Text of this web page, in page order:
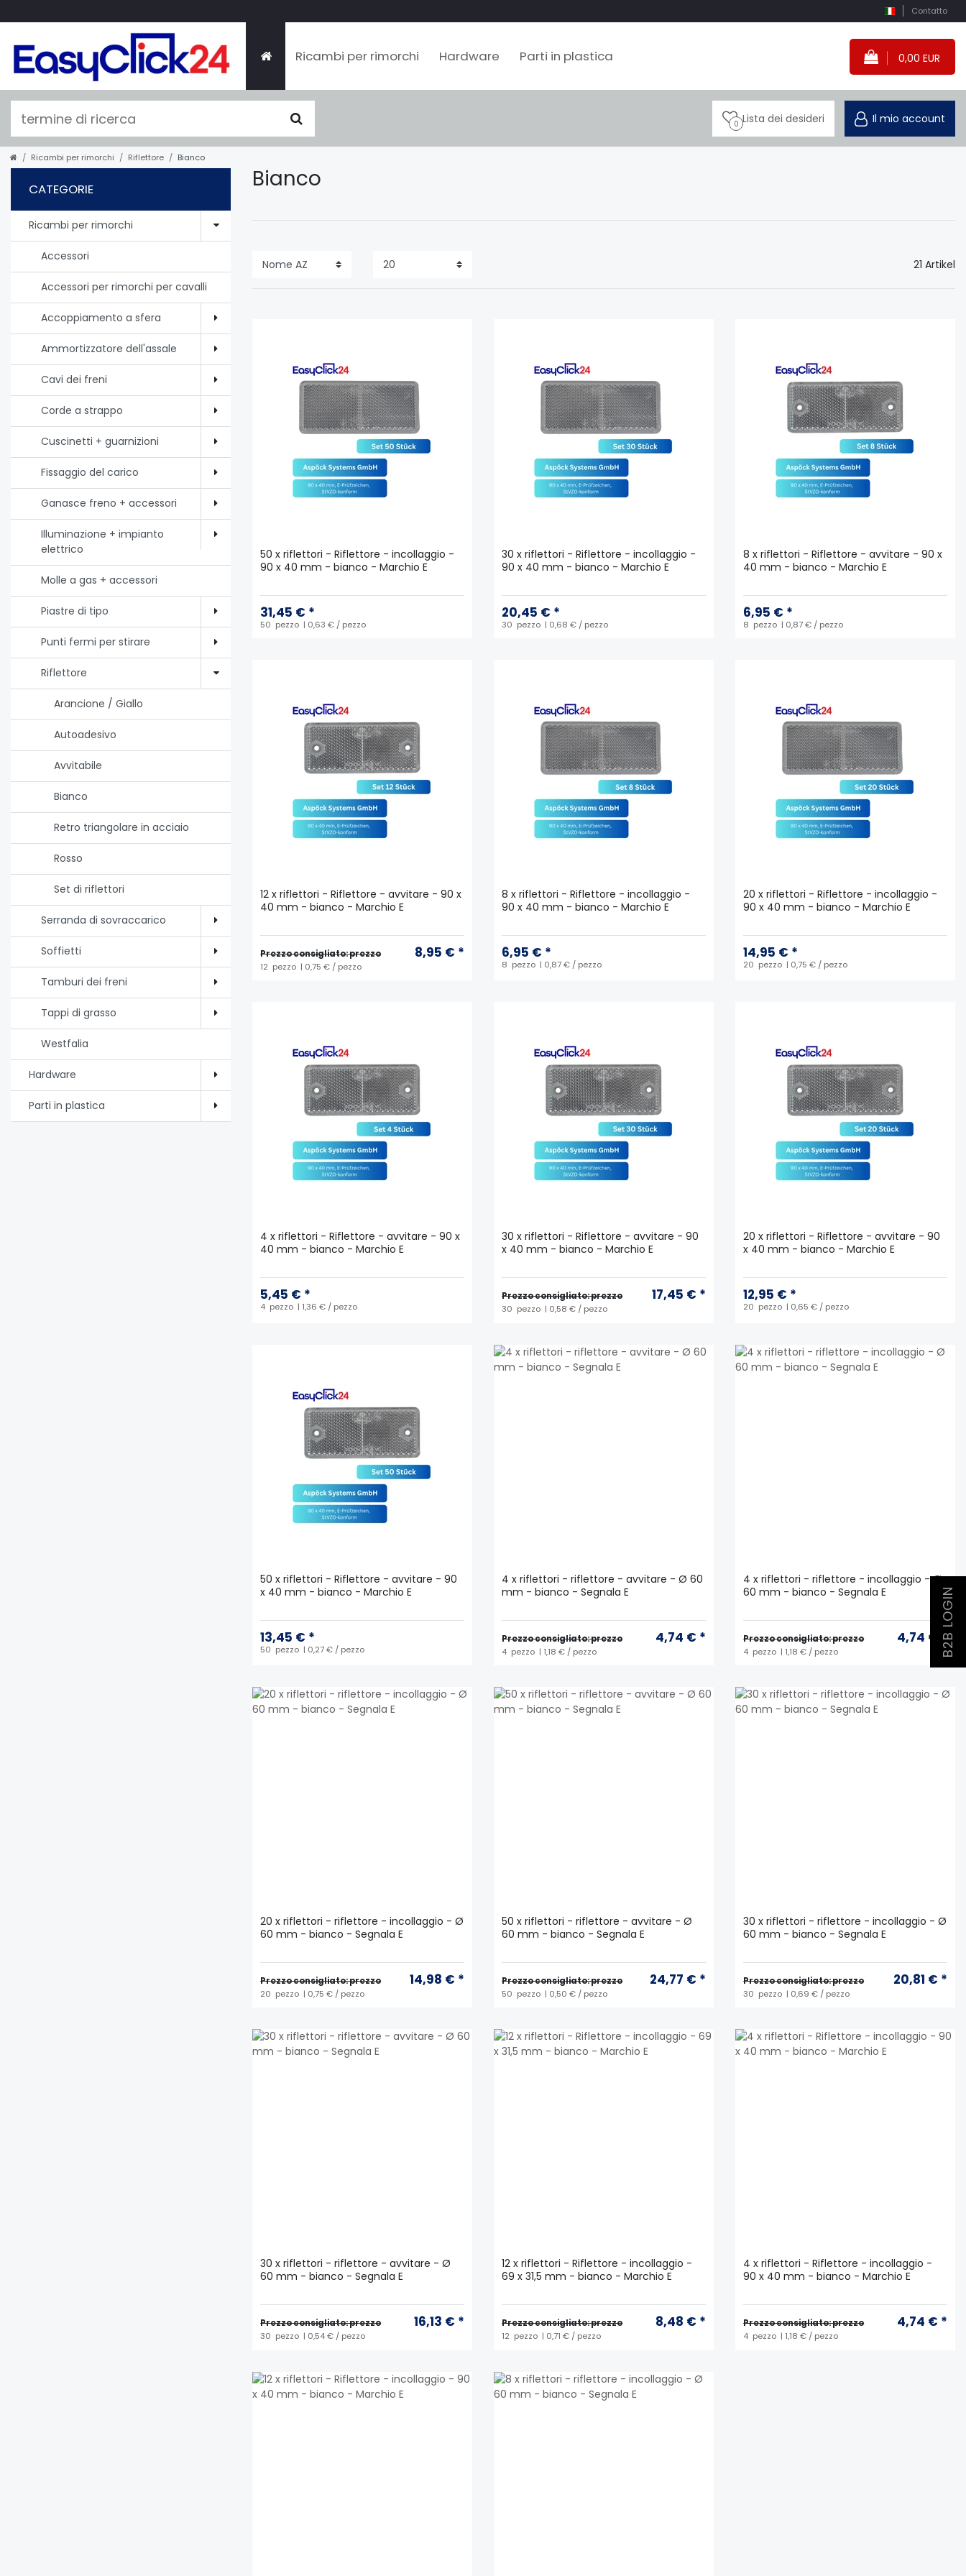
Contatto
Ricambi per rimorchi Hardware Parti in plastica 0,00 EUR
0 Lista dei desideri Il mio account
Ricambi per rimorchi Riflettore Bianco
CATEGORIE
Ricambi per rimorchi
Accessori
Accessori per rimorchi per cavalli
Accoppiamento a sfera
Ammortizzatore dell'assale
Cavi dei freni
Corde a strappo
Cuscinetti + guarnizioni
Fissaggio del carico
Ganasce freno + accessori
Illuminazione + impianto
elettrico
Molle a gas + accessori
Piastre di tipo
Punti fermi per stirare
Riflettore
Arancione / Giallo
Autoadesivo
Avvitabile
Bianco
Retro triangolare in acciaio
Rosso
Set di riflettori
Serranda di sovraccarico
Soffietti
Tamburi dei freni
Tappi di grasso
Westfalia
Hardware
Parti in plastica
Bianco
21 Artikel
50 x riflettori - Riflettore - incollaggio -
90 x 40 mm - bianco - Marchio E
31,45 € *
50 pezzo | 0,63 € / pezzo
30 x riflettori - Riflettore - incollaggio -
90 x 40 mm - bianco - Marchio E
20,45 € *
30 pezzo | 0,68 € / pezzo
8 x riflettori - Riflettore - avvitare - 90 x
40 mm - bianco - Marchio E
6,95 € *
8 pezzo | 0,87 € / pezzo
12 x riflettori - Riflettore - avvitare - 90 x
40 mm - bianco - Marchio E
Prezzo consigliato: prezzo 8,95 € *
12 pezzo | 0,75 € / pezzo
8 x riflettori - Riflettore - incollaggio -
90 x 40 mm - bianco - Marchio E
6,95 € *
8 pezzo | 0,87 € / pezzo
20 x riflettori - Riflettore - incollaggio -
90 x 40 mm - bianco - Marchio E
14,95 € *
20 pezzo | 0,75 € / pezzo
4 x riflettori - Riflettore - avvitare - 90 x
40 mm - bianco - Marchio E
5,45 € *
4 pezzo | 1,36 € / pezzo
30 x riflettori - Riflettore - avvitare - 90
x 40 mm - bianco - Marchio E
Prezzo consigliato: prezzo 17,45 € *
30 pezzo | 0,58 € / pezzo
20 x riflettori - Riflettore - avvitare - 90
x 40 mm - bianco - Marchio E
12,95 € *
20 pezzo | 0,65 € / pezzo
50 x riflettori - Riflettore - avvitare - 90
x 40 mm - bianco - Marchio E
13,45 € *
50 pezzo | 0,27 € / pezzo
4 x riflettori - riflettore - avvitare - Ø 60
mm - bianco - Segnala E
Prezzo consigliato: prezzo 4,74 € *
4 pezzo | 1,18 € / pezzo
4 x riflettori - riflettore - incollaggio - Ø
60 mm - bianco - Segnala E
Prezzo consigliato: prezzo 4,74 € *
4 pezzo | 1,18 € / pezzo
20 x riflettori - riflettore - incollaggio - Ø
60 mm - bianco - Segnala E
Prezzo consigliato: prezzo 14,98 € *
20 pezzo | 0,75 € / pezzo
50 x riflettori - riflettore - avvitare - Ø
60 mm - bianco - Segnala E
Prezzo consigliato: prezzo 24,77 € *
50 pezzo | 0,50 € / pezzo
30 x riflettori - riflettore - incollaggio - Ø
60 mm - bianco - Segnala E
Prezzo consigliato: prezzo 20,81 € *
30 pezzo | 0,69 € / pezzo
30 x riflettori - riflettore - avvitare - Ø
60 mm - bianco - Segnala E
Prezzo consigliato: prezzo 16,13 € *
30 pezzo | 0,54 € / pezzo
12 x riflettori - Riflettore - incollaggio -
69 x 31,5 mm - bianco - Marchio E
Prezzo consigliato: prezzo 8,48 € *
12 pezzo | 0,71 € / pezzo
4 x riflettori - Riflettore - incollaggio -
90 x 40 mm - bianco - Marchio E
Prezzo consigliato: prezzo 4,74 € *
4 pezzo | 1,18 € / pezzo
B2B LOGIN